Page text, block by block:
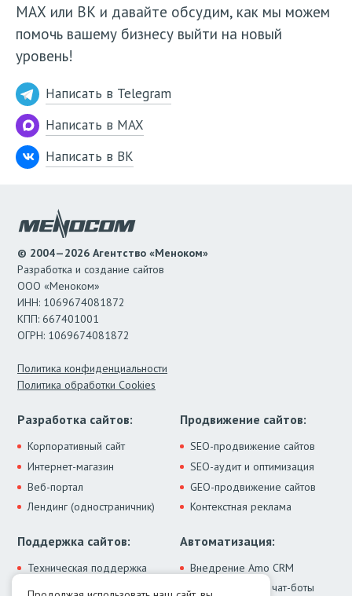
МАХ или ВК и давайте обсудим, как мы можем
помочь вашему бизнесу выйти на новый
уровень!
Написать в Telegram
Написать в MAX
Написать в ВК
© 2004—2026 Агентство «Меноком»
Разработка и создание сайтов
ООО «Меноком»
ИНН: 1069674081872
КПП: 667401001
ОГРН: 1069674081872
Политика конфиденциальности
Политика обработки Cookies
Разработка сайтов:
Корпоративный сайт
Интернет-магазин
Веб-портал
Лендинг (одностраничник)
Продвижение сайтов:
SEO-продвижение сайтов
SEO-аудит и оптимизация
GEO-продвижение сайтов
Контекстная реклама
Поддержка сайтов:
Техническая поддержка
Модернизация сайта
Автоматизация:
Внедрение Amo CRM
ИИ-ассистенты и чат-боты